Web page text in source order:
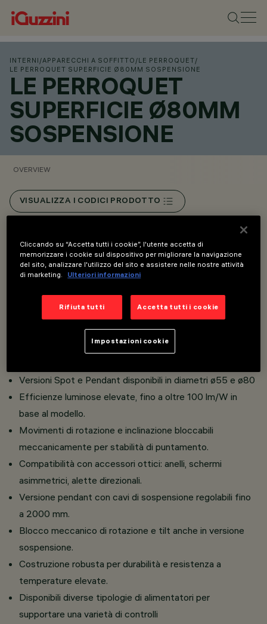
INTERNI /APPARECCHI A SOFFITTO /LE PERROQUET/
LE PERROQUET SUPERFICIE Ø80MM SOSPENSIONE
LE PERROQUET
SUPERFICIE Ø80MM
SOSPENSIONE
OVERVIEW
VISUALIZZA I CODICI PRODOTTO
Overview
Corpo in pressofusione di alluminio e materiale
termoplastico ad alta resistenza.
Elevato comfort visivo con ottiche Opti Beam per
modellazione precisa del fascio.
Disponibile in finiture vivaci o neutre, armonizzate con
Versioni Spot e Pendant disponibili in diametri ø55 e ø80
Efficienze luminose elevate, fino a oltre 100 lm/W in
base al modello.
Movimenti di rotazione e inclinazione bloccabili
meccanicamente per stabilità di puntamento.
Compatibilità con accessori ottici: anelli, schermi
asimmetrici, alette direzionali.
Versione pendant con cavi di sospensione regolabili fino
a 2000 mm.
Blocco meccanico di rotazione e tilt anche in versione
sospensione.
Costruzione robusta per durabilità e resistenza a
temperature elevate.
Disponibili diverse tipologie di alimentatori per
supportare una varietà di controlli
Cliccando su “Accetta tutti i cookie”, l'utente accetta di
memorizzare i cookie sul dispositivo per migliorare la navigazione
del sito, analizzare l'utilizzo del sito e assistere nelle nostre attività
di marketing.
Ulteriori informazioni
Rifiuta tutti Accetta tutti i cookie
Impostazioni cookie